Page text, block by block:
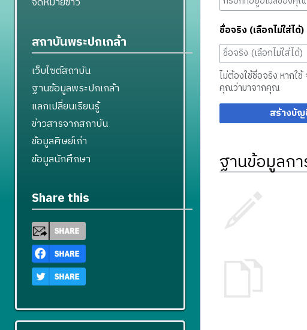
ชื่อจริง (เลือกไม่ใส่ได้)
ไม่ต้องใช้ชื่อจริง หากใ
คุณว่ามาจากคุณ
สร้างบั
ฐานข้อมูลก
สถาบันพระปกเกล้า
เว็บไซต์สถาบัน
ฐานข้อมูลพระปกเกล้า
แลกเปลี่ยนเรียนรู้
ข่าวสารจากสถาบัน
ข้อมูลศิษย์เก่า
ข้อมูลนักศึกษา
Share this